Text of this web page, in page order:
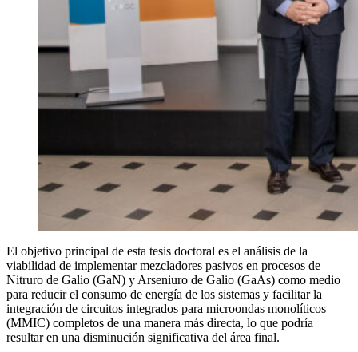
El objetivo principal de esta tesis doctoral es el análisis de la
viabilidad de implementar mezcladores pasivos en procesos de
Nitruro de Galio (GaN) y Arseniuro de Galio (GaAs) como medio
para reducir el consumo de energía de los sistemas y facilitar la
integración de circuitos integrados para microondas monolíticos
(MMIC) completos de una manera más directa, lo que podría
resultar en una disminución significativa del área final.